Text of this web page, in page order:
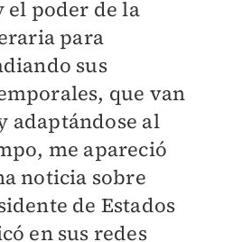
el poder de la
para
sus
que van
adaptándose al
me apareció
noticia sobre
de Estados
en sus redes